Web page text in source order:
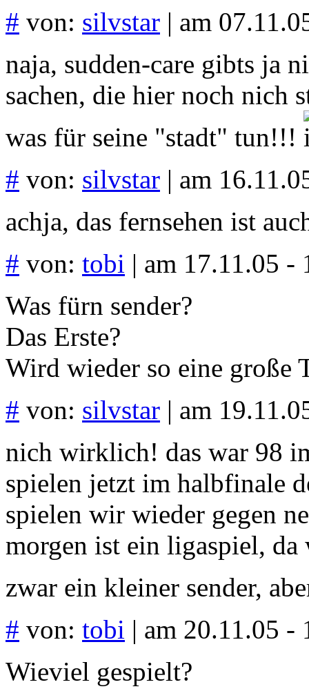
# von: silvstar | am
naja, sudden-care gibts ja
sachen, die hier noch nich
was für seine "stadt" tun!!!
# von: silvstar | am
achja, das fernsehen ist
# von: tobi | am 17.11.05 -
Was fürn sender?
Das Erste?
Wird wieder so eine große
# von: silvstar | am
nich wirklich! das war 98
spielen jetzt im halbfinale
spielen wir wieder gegen
morgen ist ein ligaspiel,
zwar ein kleiner sender,
# von: tobi | am 20.11.05 -
Wieviel gespielt?